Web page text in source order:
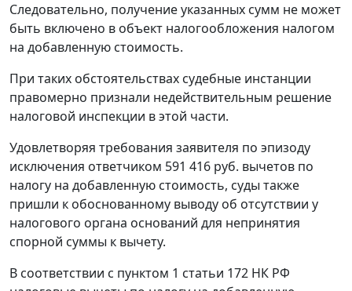
Следовательно, получение указанных сумм не может
быть включено в объект налогообложения налогом
на добавленную стоимость.
При таких обстоятельствах судебные инстанции
правомерно признали недействительным решение
налоговой инспекции в этой части.
Удовлетворяя требования заявителя по эпизоду
исключения ответчиком 591 416 руб. вычетов по
налогу на добавленную стоимость, суды также
пришли к обоснованному выводу об отсутствии у
налогового органа оснований для непринятия
спорной суммы к вычету.
В соответствии с пунктом 1 статьи 172 НК РФ